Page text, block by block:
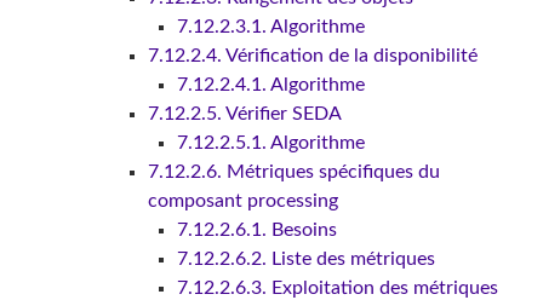
7.12.2.3.1. Algorithme
7.12.2.4. Vérification de la disponibilité
7.12.2.4.1. Algorithme
7.12.2.5. Vérifier SEDA
7.12.2.5.1. Algorithme
7.12.2.6. Métriques spécifiques du
composant processing
7.12.2.6.1. Besoins
7.12.2.6.2. Liste des métriques
7.12.2.6.3. Exploitation des métriques